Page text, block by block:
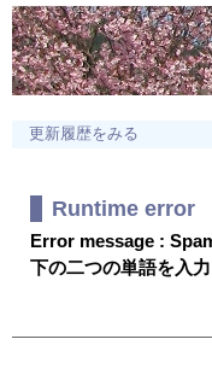
更新履歴をみる
Runtime error
Error message :
下の二つの単語を入